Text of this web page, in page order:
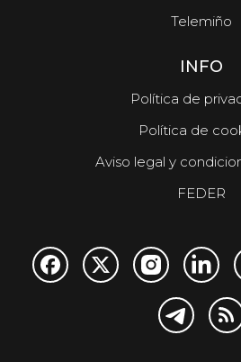
Telemiño
INFO
Política de
Política de
Aviso legal y
FEDER